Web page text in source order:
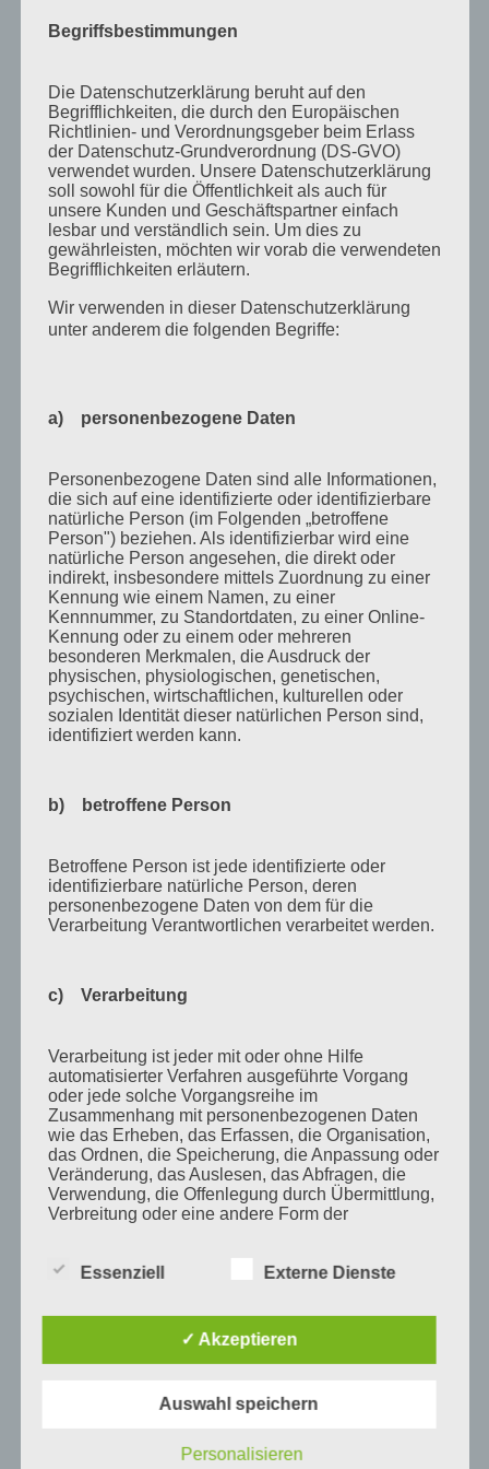
Juli 2015
April 2015
August 2014
Juli 2014
Juni 2014
Januar 2014
August 2013
Juli 2013
April 2013
August 2012
Juli 2012
Juni 2012
April 2012
Februar 2012
November 2011
Oktober 2011
September 2011
Juli 2011
Juni 2011
Mai 2011
April 2011
Februar 2011
Dezember 2010
November 2010
Oktober 2010
September 2010
August 2010
Juni 2010
Mai 2010
April 2010
Begriffsbestimmungen
Die Datenschutzerklärung beruht auf den
Begrifflichkeiten, die durch den Europäischen
Richtlinien- und Verordnungsgeber beim Erlass
der Datenschutz-Grundverordnung (DS-GVO)
verwendet wurden. Unsere Datenschutzerklärung
soll sowohl für die Öffentlichkeit als auch für
unsere Kunden und Geschäftspartner einfach
lesbar und verständlich sein. Um dies zu
gewährleisten, möchten wir vorab die verwendeten
Begrifflichkeiten erläutern.
Wir verwenden in dieser Datenschutzerklärung
unter anderem die folgenden Begriffe:
a) personenbezogene Daten
Personenbezogene Daten sind alle Informationen,
die sich auf eine identifizierte oder identifizierbare
natürliche Person (im Folgenden „betroffene
Person") beziehen. Als identifizierbar wird eine
natürliche Person angesehen, die direkt oder
indirekt, insbesondere mittels Zuordnung zu einer
Kennung wie einem Namen, zu einer
Kennnummer, zu Standortdaten, zu einer Online-
Kennung oder zu einem oder mehreren
besonderen Merkmalen, die Ausdruck der
physischen, physiologischen, genetischen,
psychischen, wirtschaftlichen, kulturellen oder
sozialen Identität dieser natürlichen Person sind,
identifiziert werden kann.
b) betroffene Person
Betroffene Person ist jede identifizierte oder
identifizierbare natürliche Person, deren
personenbezogene Daten von dem für die
Verarbeitung Verantwortlichen verarbeitet werden.
c) Verarbeitung
Verarbeitung ist jeder mit oder ohne Hilfe
automatisierter Verfahren ausgeführte Vorgang
oder jede solche Vorgangsreihe im
Zusammenhang mit personenbezogenen Daten
wie das Erheben, das Erfassen, die Organisation,
das Ordnen, die Speicherung, die Anpassung oder
Veränderung, das Auslesen, das Abfragen, die
Verwendung, die Offenlegung durch Übermittlung,
Verbreitung oder eine andere Form der
Vernichtung.
d) Einschränkung der Verarbeitung
Einschränkung der Verarbeitung ist die Markierung
Ziel, ihre künftige Verarbeitung einzuschränken.
Essenziell Externe Dienste
✓ Akzeptieren
Auswahl speichern
Personalisieren